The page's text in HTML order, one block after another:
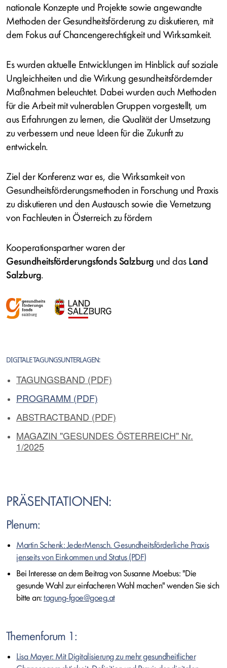
nationale Konzepte und Projekte sowie angewandte
Methoden der Gesundheitsförderung zu diskutieren, mit
dem Fokus auf Chancengerechtigkeit und Wirksamkeit.
Es wurden aktuelle Entwicklungen im Hinblick auf soziale
Ungleichheiten und die Wirkung gesundheitsfördernder
Maßnahmen beleuchtet. Dabei wurden auch Methoden
für die Arbeit mit vulnerablen Gruppen vorgestellt, um
aus Erfahrungen zu lernen, die Qualität der Umsetzung
zu verbessern und neue Ideen für die Zukunft zu
entwickeln.
Ziel der Konferenz war es, die Wirksamkeit von
Gesundheitsförderungsmethoden in Forschung und Praxis
zu diskutieren und den Austausch sowie die Vernetzung
von Fachleuten in Österreich zu fördern
Kooperationspartner waren der
Gesundheitsförderungsfonds Salzburg und dasLand
Salzburg.
DIGITALE TAGUNGSUNTERLAGEN:
TAGUNGSBAND
PROGRAMM
ABSTRACTBAND
MAGAZIN "GESUNDES ÖSTERREICH" Nr.
1/2025
PRÄSENTATIONEN:
Plenum:
Martin Schenk: JederMensch. Gesundheitsförderliche Praxis
jenseits von Einkommen und Status
Bei Interesse an dem Beitrag von Susanne Moebus: "Die
gesunde Wahl zur einfacheren Wahl machen" wenden Sie sich
bitte an:tagung-fgoe@goeg.at
Themenforum 1:
Lisa Mayer: Mit Digitalisierung zu mehr gesundheitlicher